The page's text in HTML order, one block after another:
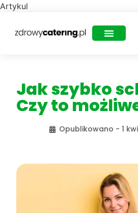
Artykul
Jak szybko
Czy to
Opublikowano - 1